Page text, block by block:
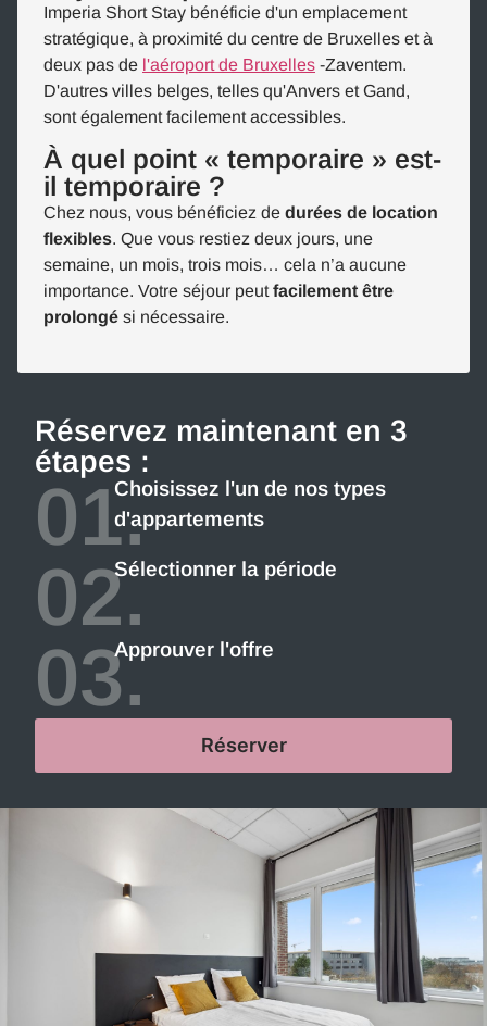
Imperia Short Stay bénéficie d'un emplacement
stratégique, à proximité du centre de Bruxelles et à
deux pas de l'aéroport de Bruxelles -Zaventem.
D'autres villes belges, telles qu'Anvers et Gand,
sont également facilement accessibles.
À quel point « temporaire » est-
il temporaire ?
Chez nous, vous bénéficiez de durées de location
flexibles. Que vous restiez deux jours, une
semaine, un mois, trois mois… cela n’a aucune
importance. Votre séjour peutfacilement être
prolongé si nécessaire.
Réservez maintenant en 3
étapes :
01.Choisissez l'un de nos types
d'appartements
02.Sélectionner la période
03.Approuver l'offre
Réserver